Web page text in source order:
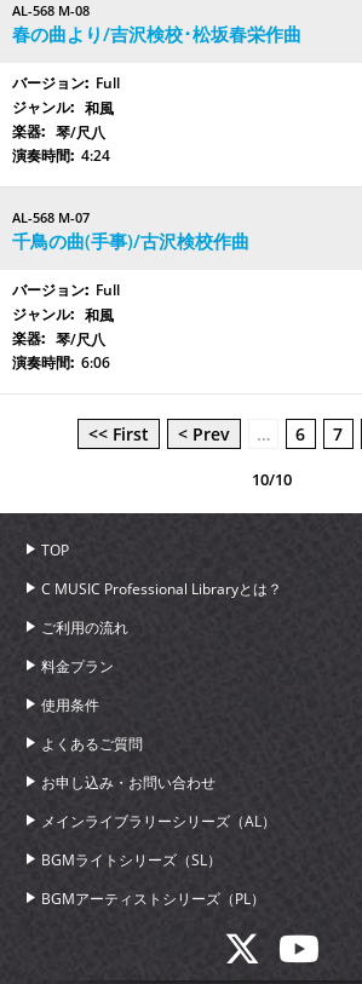
AL-568 M-08
春の曲より/吉沢検校･松坂春栄作曲
Full
和風
琴/尺八
4:24
AL-568 M-07
千鳥の曲(手事)/古沢検校作曲
Full
和風
琴/尺八
6:06
<< First < Prev … 6 7
10/10
TOP
C MUSIC Professional Libraryとは？
ご利用の流れ
料金プラン
使用条件
よくあるご質問
お申し込み・お問い合わせ
メインライブラリーシリーズ（AL）
BGMライトシリーズ（SL）
BGMアーティストシリーズ（PL）